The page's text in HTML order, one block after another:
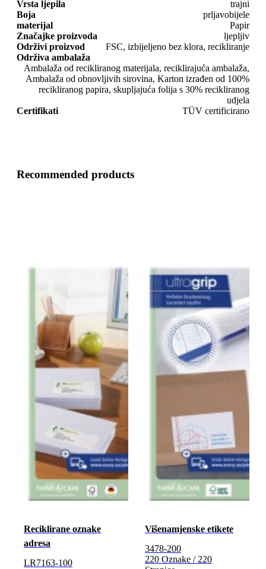
Vrsta ljepila
trajni
Boja
prljavobijele
materijal
Papir
Značajke proizvoda
ljepljiv
Održivi proizvod
FSC, izbijeljeno bez klora, recikliranje
Održiva ambalaža
Ambalaža od recikliranog materijala, reciklirajuća ambalaža,
Ambalaža od obnovljivih sirovina, Karton izrađen od 100%
recikliranog papira, skupljajuća folija s 30% recikliranog
udjela
Certifikati
TÜV certificirano
Recommended products
Reciklirane oznake
adresa
LR7163-100
Višenamjenske etikete
3478-200
220 Oznake / 220